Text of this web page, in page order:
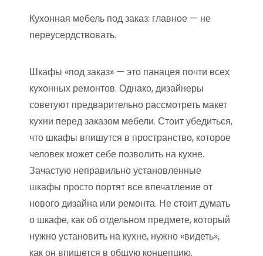
Кухонная мебель под заказ: главное — не
переусердствовать.
Шкафы «под заказ» — это панацея почти всех
кухонных ремонтов. Однако, дизайнеры
советуют предварительно рассмотреть макет
кухни перед заказом мебели. Стоит убедиться,
что шкафы впишутся в пространство, которое
человек может себе позволить на кухне.
Зачастую неправильно установленные
шкафы просто портят все впечатление от
нового дизайна или ремонта. Не стоит думать
о шкафе, как об отдельном предмете, который
нужно установить на кухне, нужно «видеть»,
как он впишется в общую концепцию.